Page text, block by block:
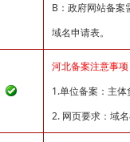
B：政府网站备案
域名申请表。
河北备案注意事项
1.单位备案：主
2. 网页要求：域